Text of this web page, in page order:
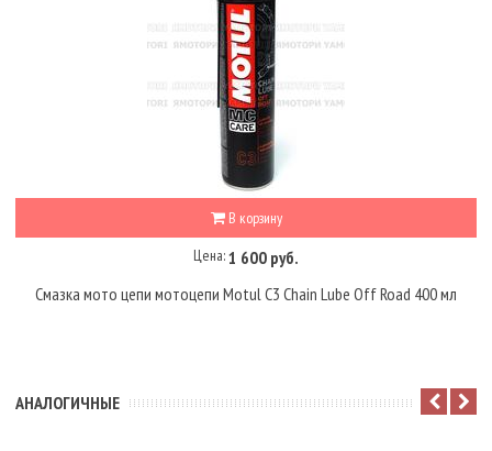
В корзину
Цена:1 600 руб.
Смазка мото цепи мотоцепи Motul C3 Chain Lube Off Road 400 мл
АНАЛОГИЧНЫЕ